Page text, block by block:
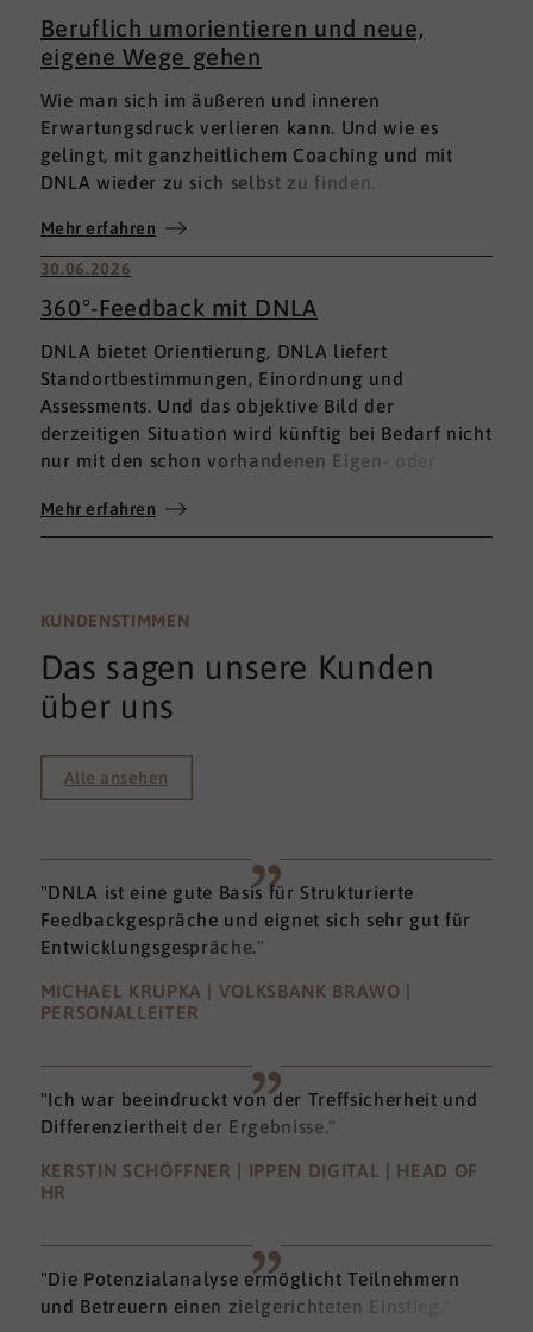
Beruflich umorientieren und neue,
eigene Wege gehen
Wie man sich im äußeren und inneren
Erwartungsdruck verlieren kann. Und wie es
gelingt, mit ganzheitlichem Coaching und mit
DNLA wieder zu sich selbst zu finden.
Mehr erfahren
30.06.2026
360°-Feedback mit DNLA
DNLA bietet Orientierung, DNLA liefert
Standortbestimmungen, Einordnung und
Assessments. Und das objektive Bild der
derzeitigen Situation wird künftig bei Bedarf nicht
nur mit den schon vorhandenen Eigen- oder
umfassenden 360°-Feedback.
Mehr erfahren
KUNDENSTIMMEN
Das sagen unsere Kunden
über uns
Alle ansehen
"DNLA ist eine gute Basis für Strukturierte
Feedbackgespräche und eignet sich sehr gut für
Entwicklungsgespräche."
MICHAEL KRUPKA | VOLKSBANK BRAWO |
PERSONALLEITER
"Ich war beeindruckt von der Treffsicherheit und
Differenziertheit der Ergebnisse."
KERSTIN SCHÖFFNER | IPPEN DIGITAL | HEAD OF
HR
"Die Potenzialanalyse ermöglicht Teilnehmern
und Betreuern einen zielgerichteten Einstieg."